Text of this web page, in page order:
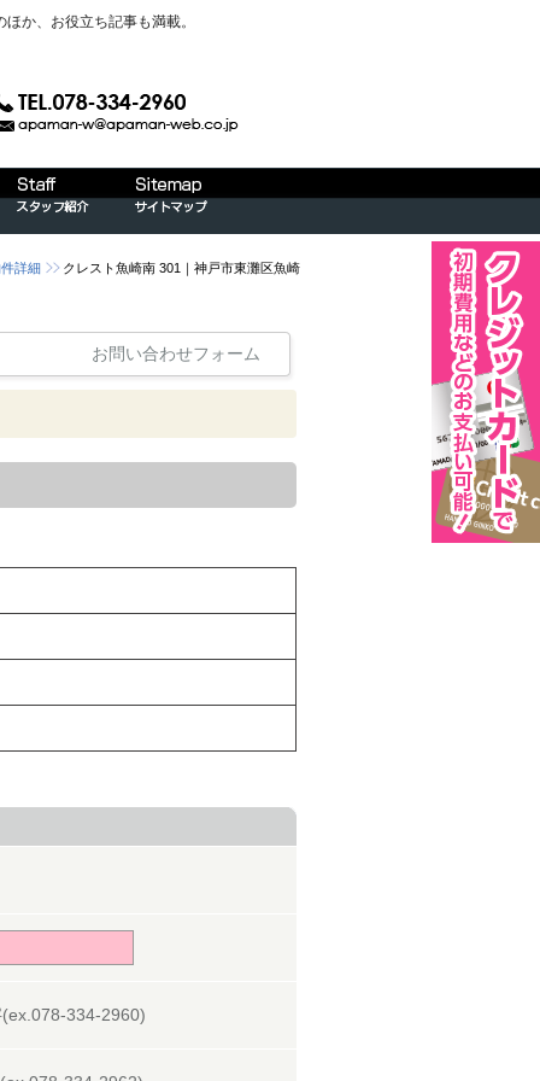
か、お役立ち記事も満載。
詳細
クレスト魚崎南 301｜神戸市東灘区魚崎
お問い合わせフォーム
334-2960)